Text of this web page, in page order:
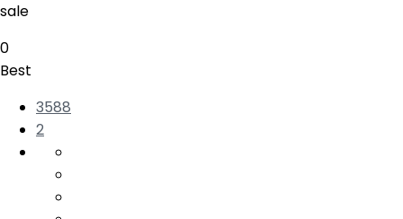
sale
0
Best
3588
2